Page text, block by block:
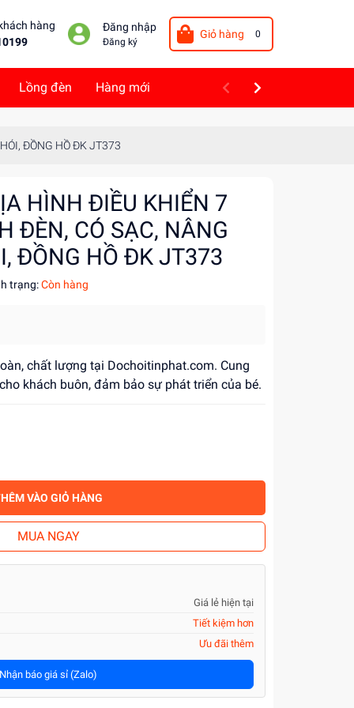
hàng
Đăng nhập
Đăng ký
Giỏ hàng 0
Lồng đèn Hàng mới
ĐỒNG HỒ ĐK JT373
HÌNH ĐIỀU KHIỂN 7
ĐÈN, CÓ SẠC, NÂNG
ĐỒNG HỒ ĐK JT373
trạng:Còn hàng
chất lượng tại Dochoitinphat.com. Cung
khách buôn, đảm bảo sự phát triển của bé.
VÀO GIỎ HÀNG
MUA NGAY
Giá lẻ hiện tại
Tiết kiệm hơn
Ưu đãi thêm
Nhận báo giá sỉ (Zalo)